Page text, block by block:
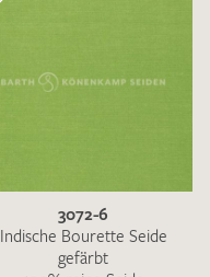
3072-6
Indische Bourette Seide
gefärbt